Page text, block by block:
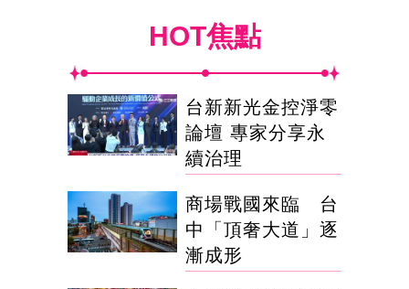
HOT焦點
台新新光金控淨零
論壇 專家分享永
續治理
商場戰國來臨 台
中「頂奢大道」逐
漸成形